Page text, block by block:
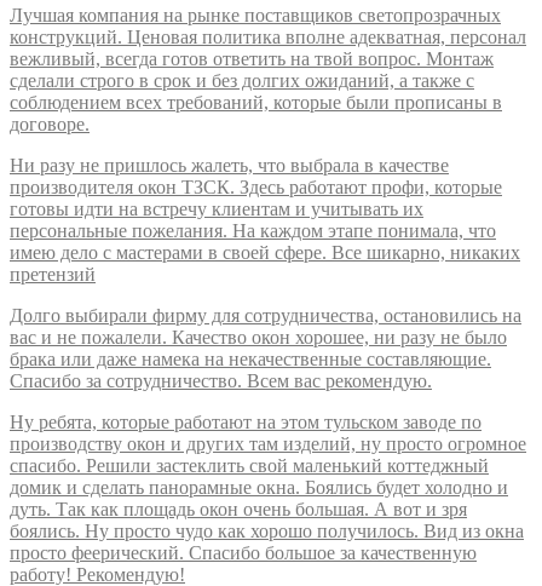
Лучшая компания на рынке поставщиков светопрозрачных
конструкций. Ценовая политика вполне адекватная, персонал
вежливый, всегда готов ответить на твой вопрос. Монтаж
сделали строго в срок и без долгих ожиданий, а также с
соблюдением всех требований, которые были прописаны в
договоре.
Ни разу не пришлось жалеть, что выбрала в качестве
производителя окон ТЗСК. Здесь работают профи, которые
готовы идти на встречу клиентам и учитывать их
персональные пожелания. На каждом этапе понимала, что
имею дело с мастерами в своей сфере. Все шикарно, никаких
претензий
Долго выбирали фирму для сотрудничества, остановились на
вас и не пожалели. Качество окон хорошее, ни разу не было
брака или даже намека на некачественные составляющие.
Спасибо за сотрудничество. Всем вас рекомендую.
Ну ребята, которые работают на этом тульском заводе по
производству окон и других там изделий, ну просто огромное
спасибо. Решили застеклить свой маленький коттеджный
домик и сделать панорамные окна. Боялись будет холодно и
дуть. Так как площадь окон очень большая. А вот и зря
боялись. Ну просто чудо как хорошо получилось. Вид из окна
просто феерический. Спасибо большое за качественную
работу! Рекомендую!